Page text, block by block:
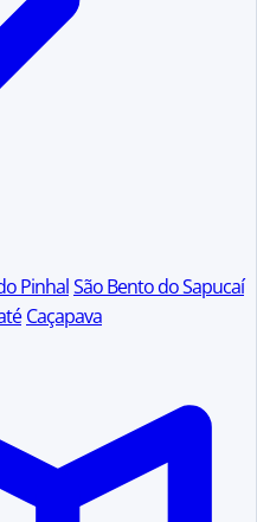
PinhalSão Bento do Sapucaí
Caçapava